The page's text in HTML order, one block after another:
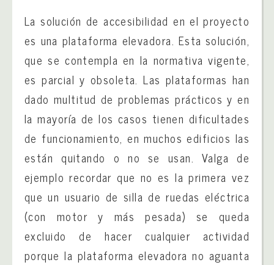
La solución de accesibilidad en el proyecto
es una plataforma elevadora. Esta solución,
que se contempla en la normativa vigente,
es parcial y obsoleta. Las plataformas han
dado multitud de problemas prácticos y en
la mayoría de los casos tienen dificultades
de funcionamiento, en muchos edificios las
están quitando o no se usan. Valga de
ejemplo recordar que no es la primera vez
que un usuario de silla de ruedas eléctrica
(con motor y más pesada) se queda
excluido de hacer cualquier actividad
porque la plataforma elevadora no aguanta